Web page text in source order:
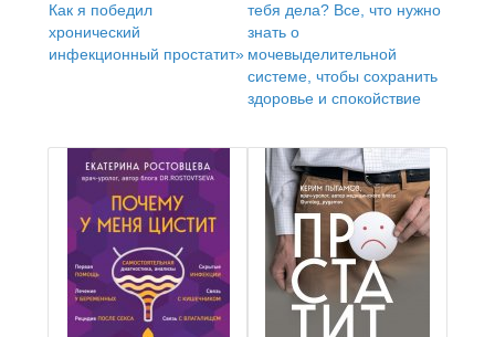
Как я победил
хронический
инфекционный простатит»
тебя дела? Все, что нужно
знать о
мочевыделительной
системе, чтобы сохранить
здоровье и спокойствие